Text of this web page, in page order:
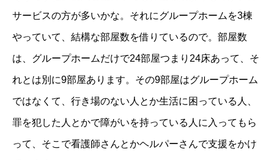
サービスの方が多いかな。それにグループホームを3棟
やっていて、結構な部屋数を借りているので。部屋数
は、グループホームだけで24部屋つまり24床あって、そ
れとは別に9部屋あります。その9部屋はグループホーム
ではなくて、行き場のない人とか生活に困っている人、
罪を犯した人とかで障がいを持っている人に入ってもら
って、そこで看護師さんとかヘルパーさんで支援をかけ